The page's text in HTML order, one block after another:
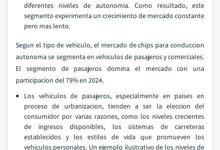
diferentes niveles de autonomia. Como resultado, este
segmento experimenta un crecimiento de mercado constante
pero mas lento.
Segun el tipo de vehiculo, el mercado de chips para conduccion
autonoma se segmenta en vehiculos de pasajeros y comerciales.
El segmento de pasajeros domina el mercado con una
participacion del 79% en 2024.
Los vehiculos de pasajeros, especialmente en paises en
proceso de urbanizacion, tienden a ser la eleccion del
consumidor por varias razones, como los niveles crecientes
de ingresos disponibles, los sistemas de carreteras
establecidos y los estilos de vida que promueven los
vehiculos personales. Un ejemplo ilustrativo de los niveles de